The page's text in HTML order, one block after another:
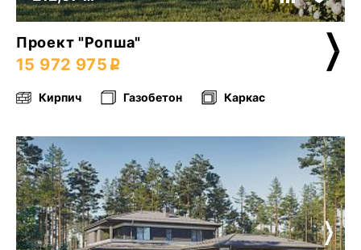
Проект "Ропша"
15 972 975
Кирпич Газобетон Каркас